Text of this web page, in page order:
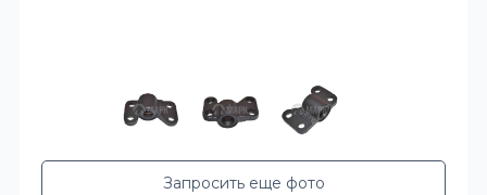
Запросить еще фото